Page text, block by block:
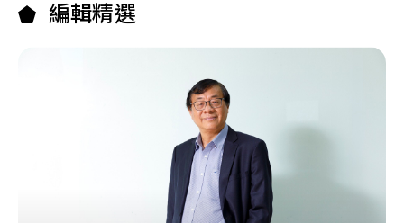
編輯精選